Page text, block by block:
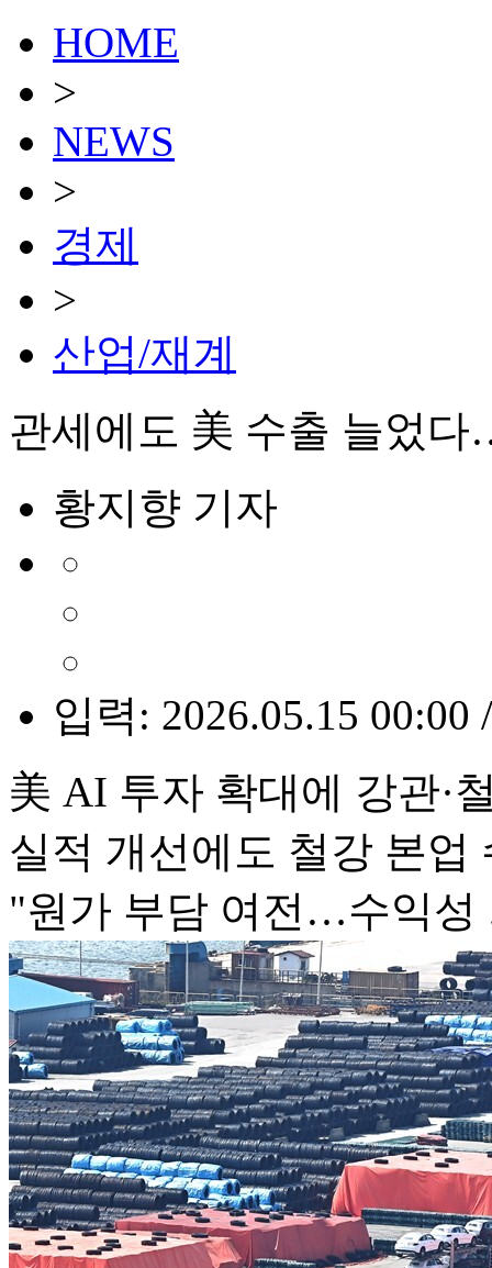
HOME
>
NEWS
>
경제
>
산업/재계
관세에도 美 수출 늘었
황지향 기자
입력: 2026.05.15 00:00
美 AI 투자 확대에 강관·
실적 개선에도 철강 본업
"원가 부담 여전…수익성